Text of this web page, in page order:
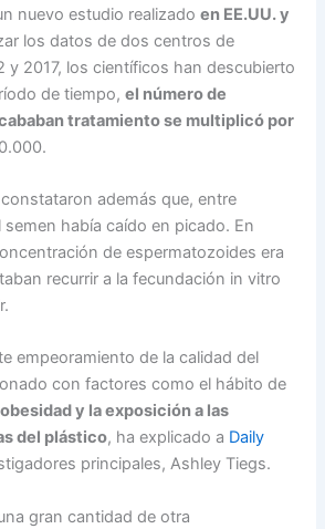
nuevo estudio realizadoen EE.UU. y
los datos de dos centros de
y 2017, los científicos han descubierto
de tiempo,el número de
tratamiento se multiplicó por
además que, entre
había caído en picado. En
de espermatozoides era
recurrir a la fecundación in vitro
empeoramiento de la calidad del
con factores como el hábito de
y la exposición a las
del plástico, ha explicado a Daily
principales, Ashley Tiegs.
gran cantidad de otra